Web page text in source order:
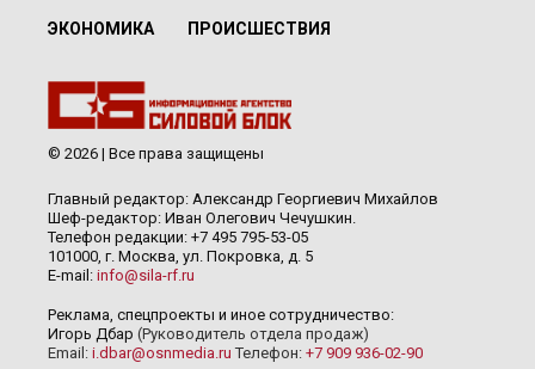
ЭКОНОМИКА ПРОИСШЕСТВИЯ
© 2026 | Все права защищены
Главный редактор: Александр Георгиевич Михайлов
Шеф-редактор: Иван Олегович Чечушкин.
Телефон редакции: +7 495 795-53-05
101000, г. Москва, ул. Покровка, д. 5
E-mail: info@sila-rf.ru
Реклама, спецпроекты и иное сотрудничество:
Игорь Дбар (Руководитель отдела продаж)
Email: i.dbar@osnmedia.ru Телефон: +7 909 936-02-90